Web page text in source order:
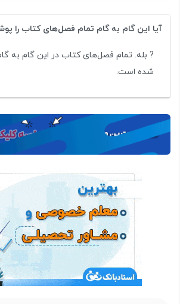
آیا این گام به گام تمام فصل‌های کتاب را
? بله. تمام فصل‌های کتاب در این گام به
شده است.